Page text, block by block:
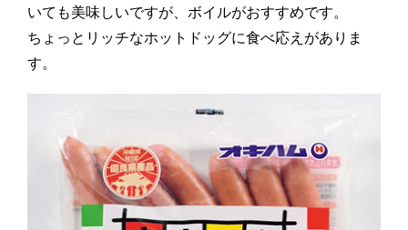
いても美味しいですが、ボイルがおすすめです。
ちょっとリッチなホットドッグに食べ応えがありま
す。